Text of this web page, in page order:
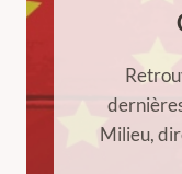
Milieu,